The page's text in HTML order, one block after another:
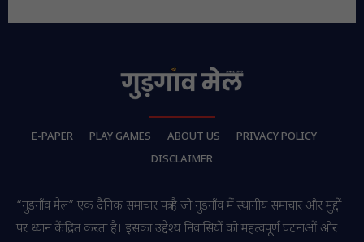
E-PAPER PLAY GAMES ABOUT US
PRIVACY POLICY
DISCLAIMER
“गुडगाँव मेल” एक दैनिक समाचार पत्र है जो गुडगाँव में स्थानीय समाचार और मुद्दों
पर ध्यान केंद्रित करता है। इसका उद्देश्य निवासियों को महत्वपूर्ण घटनाओं और